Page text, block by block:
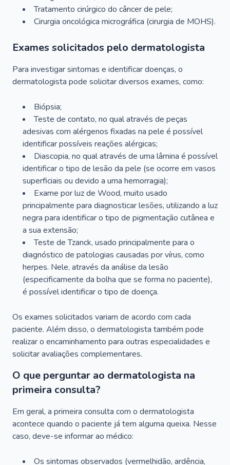
Tratamento cirúrgico do câncer de pele;
Cirurgia oncológica micrográfica (cirurgia de MOHS).
Exames solicitados pelo dermatologista
Para investigar sintomas e identificar doenças, o
dermatologista pode solicitar diversos exames, como:
Biópsia;
Teste de contato, no qual através de peças
adesivas com alérgenos fixadas na pele é possível
identificar possíveis reações alérgicas;
Diascopia, no qual através de uma lâmina é possível
identificar o tipo de lesão da pele (se ocorre em vasos
superficiais ou devido a uma hemorragia);
Exame por luz de Wood, muito usado
principalmente para diagnosticar lesões, utilizando a luz
negra para identificar o tipo de pigmentação cutânea e
a sua extensão;
Teste de Tzanck, usado principalmente para o
diagnóstico de patologias causadas por vírus, como
herpes. Nele, através da análise da lesão
(especificamente da bolha que se forma no paciente),
é possível identificar o tipo de doença.
Os exames solicitados variam de acordo com cada
paciente. Além disso, o dermatologista também pode
realizar o encaminhamento para outras especialidades e
solicitar avaliações complementares.
O que perguntar ao dermatologista na
primeira consulta?
Em geral, a primeira consulta com o dermatologista
acontece quando o paciente já tem alguma queixa. Nesse
caso, deve-se informar ao médico:
Os sintomas observados (vermelhidão, ardência,